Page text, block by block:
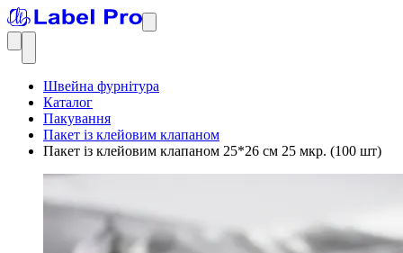
Швейна фурнітура
Каталог
Пакування
Пакет із клейовим клапаном
Пакет із клейовим клапаном 25*26 см 25 мкр. (100 шт)